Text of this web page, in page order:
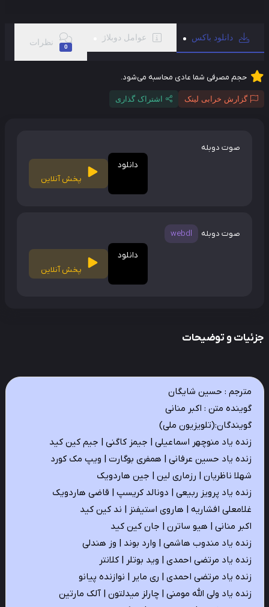
دانلود باکس عوامل دوبلاژ نظرات
حجم مصرفی شما عادی محاسبه می‌شود.
گزارش خرابی لینک اشتراک گذاری
صوت دوبله
دانلود
پخش آنلاین
صوت دوبله webdl
دانلود
پخش آنلاین
و توضیحات
مترجم : حسین شایگان
گوینده متن : اکبر منانی
گویندگان:(تلویزیون ملی)
زنده یاد منوچهر اسماعیلی | جیمز کاگنی | جیم کین کید
زنده یاد حسین عرفانی | همفری بوگارت | ویپ مک کورد
شهلا ناظریان | رزماری لین | جین هاردویک
زنده یاد پرویز ربیعی | دونالد کریسپ | قاضی هاردویک
غلامعلی افشاریه | هاروی استیفنز | ند کین کید
اکبر منانی | هیو ساترن | جان کین کید
زنده یاد مندوب هاشمی | وارد بوند | وز هندلی
زنده یاد مرتضی احمدی | وید بوتلر | کلانتر
زنده یاد مرتضی احمدی | ری مایر | نوازنده پیانو
زنده یاد ولی الله مومنی | چارلز میدلتون | آلک مارتین